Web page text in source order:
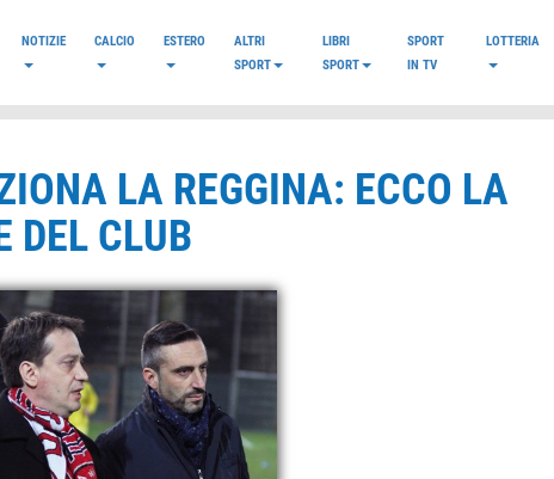
NOTIZIE CALCIO ESTERO
ALTRI
SPORT
LIBRI
SPORT
SPORT
IN TV
LOTTERIA
LA REGGINA: ECCO LA
DEL CLUB